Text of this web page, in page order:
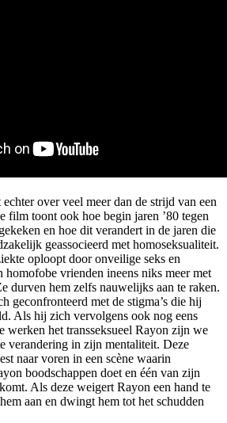
over veel meer dan de strijd van een
film toont ook hoe begin jaren ’80 tegen
en hoe dit verandert in de jaren die
geassocieerd met homoseksualiteit.
oploopt door onveilige seks en
vrienden ineens niks meer met
durven hem zelfs nauwelijks aan te raken.
geconfronteerd met de stigma’s die hij
Als hij zich vervolgens ook nog eens
werken het transseksueel Rayon zijn we
verandering in zijn mentaliteit. Deze
naar voren in een scène waarin
boodschappen doet en één van zijn
Als deze weigert Rayon een hand te
aan en dwingt hem tot het schudden